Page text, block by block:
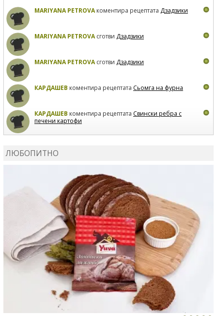
MARIYANA PETROVAкоментира рецептата Дзадзики
MARIYANA PETROVAсготви Дзадзики
MARIYANA PETROVAсготви Дзадзики
КАРДАШЕВ коментира рецептата Сьомга на фурна
КАРДАШЕВ коментира рецептата Свински ребра с
печени картофи
ЛЮБОПИТНО